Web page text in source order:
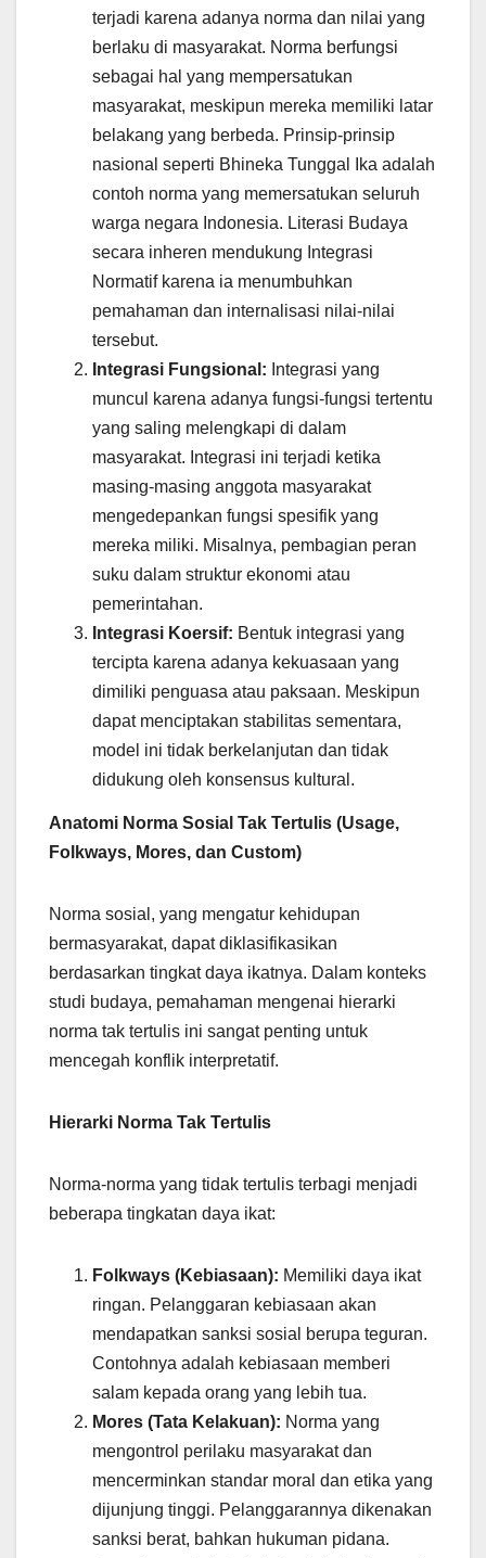
terjadi karena adanya norma dan nilai yang
berlaku di masyarakat. Norma berfungsi
sebagai hal yang mempersatukan
masyarakat, meskipun mereka memiliki latar
belakang yang berbeda. Prinsip-prinsip
nasional seperti Bhineka Tunggal Ika adalah
contoh norma yang memersatukan seluruh
warga negara Indonesia. Literasi Budaya
secara inheren mendukung Integrasi
Normatif karena ia menumbuhkan
pemahaman dan internalisasi nilai-nilai
tersebut.
Integrasi Fungsional: Integrasi yang
muncul karena adanya fungsi-fungsi tertentu
yang saling melengkapi di dalam
masyarakat. Integrasi ini terjadi ketika
masing-masing anggota masyarakat
mengedepankan fungsi spesifik yang
mereka miliki. Misalnya, pembagian peran
suku dalam struktur ekonomi atau
pemerintahan.
Integrasi Koersif: Bentuk integrasi yang
tercipta karena adanya kekuasaan yang
dimiliki penguasa atau paksaan. Meskipun
dapat menciptakan stabilitas sementara,
model ini tidak berkelanjutan dan tidak
didukung oleh konsensus kultural.
Anatomi Norma Sosial Tak Tertulis (Usage,
Folkways, Mores, dan Custom)
Norma sosial, yang mengatur kehidupan
bermasyarakat, dapat diklasifikasikan
berdasarkan tingkat daya ikatnya. Dalam konteks
studi budaya, pemahaman mengenai hierarki
norma tak tertulis ini sangat penting untuk
mencegah konflik interpretatif.
Hierarki Norma Tak Tertulis
Norma-norma yang tidak tertulis terbagi menjadi
beberapa tingkatan daya ikat:
Folkways (Kebiasaan): Memiliki daya ikat
ringan. Pelanggaran kebiasaan akan
mendapatkan sanksi sosial berupa teguran.
Contohnya adalah kebiasaan memberi
salam kepada orang yang lebih tua.
Mores (Tata Kelakuan): Norma yang
mengontrol perilaku masyarakat dan
mencerminkan standar moral dan etika yang
dijunjung tinggi. Pelanggarannya dikenakan
sanksi berat, bahkan hukuman pidana.